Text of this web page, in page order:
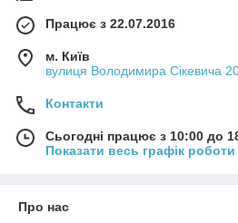
Працює з 22.07.2016
м. Київ
вулиця Володимира Сікевича
Контакти
Сьогодні працює з 10:00 до
Показати весь графік роботи
Про нас